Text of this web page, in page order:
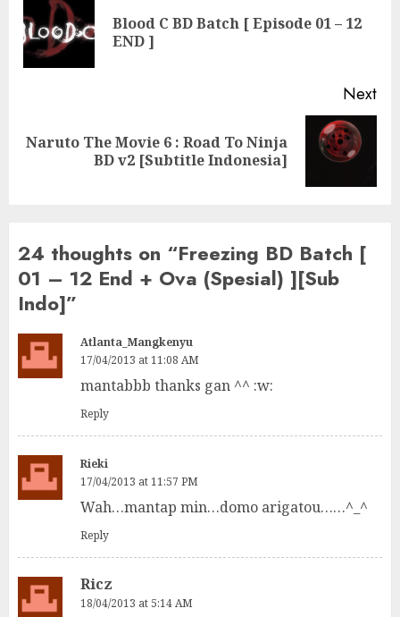
navigationBlood C BD Batch [ Episode 01 – 12
END ]
Next
Next
Naruto The Movie 6 : Road To Ninja
BD v2 [Subtitle Indonesia]
24 thoughts on “Freezing BD Batch [
01 – 12 End + Ova (Spesial) ][Sub
Indo]”
Atlanta_Mangkenyu
17/04/2013 at 11:08 AM
mantabbb thanks gan ^^ :w:
Reply
Rieki
17/04/2013 at 11:57 PM
Wah…mantap min…domo arigatou……^_^
Reply
Ricz
18/04/2013 at 5:14 AM